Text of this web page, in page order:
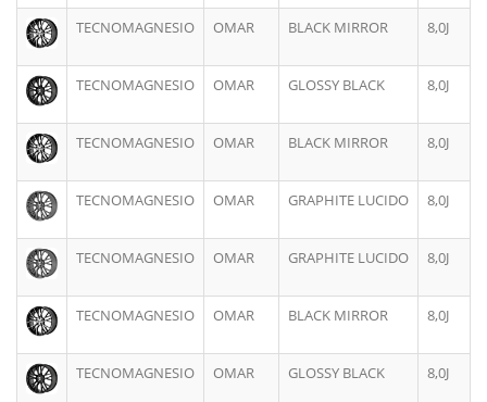
TECNOMAGNESIO OMAR BLACK MIRROR 8,0J
TECNOMAGNESIO OMAR GLOSSY BLACK 8,0J
TECNOMAGNESIO OMAR BLACK MIRROR 8,0J
TECNOMAGNESIO OMAR GRAPHITE LUCIDO 8,0J
TECNOMAGNESIO OMAR GRAPHITE LUCIDO 8,0J
TECNOMAGNESIO OMAR BLACK MIRROR 8,0J
TECNOMAGNESIO OMAR GLOSSY BLACK 8,0J